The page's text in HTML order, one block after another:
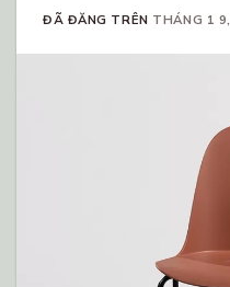
ĐÃ ĐĂNG TRÊN THÁNG 1